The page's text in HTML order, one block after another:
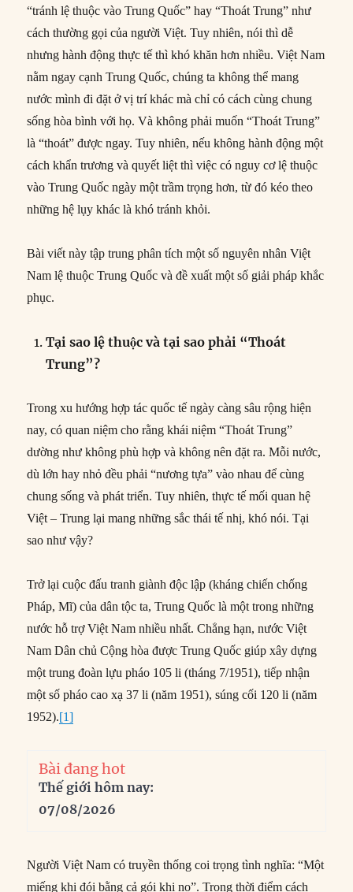
“tránh lệ thuộc vào Trung Quốc” hay “Thoát Trung” như
cách thường gọi của người Việt. Tuy nhiên, nói thì dễ
nhưng hành động thực tế thì khó khăn hơn nhiều. Việt Nam
nằm ngay cạnh Trung Quốc, chúng ta không thể mang
nước mình đi đặt ở vị trí khác mà chỉ có cách cùng chung
sống hòa bình với họ. Và không phải muốn “Thoát Trung”
là “thoát” được ngay. Tuy nhiên, nếu không hành động một
cách khẩn trương và quyết liệt thì việc có nguy cơ lệ thuộc
vào Trung Quốc ngày một trầm trọng hơn, từ đó kéo theo
những hệ lụy khác là khó tránh khỏi.
Bài viết này tập trung phân tích một số nguyên nhân Việt
Nam lệ thuộc Trung Quốc và đề xuất một số giải pháp khắc
phục.
Tại sao lệ thuộc và tại sao phải “Thoát
Trung”?
Trong xu hướng hợp tác quốc tế ngày càng sâu rộng hiện
nay, có quan niệm cho rằng khái niệm “Thoát Trung”
dường như không phù hợp và không nên đặt ra. Mỗi nước,
dù lớn hay nhỏ đều phải “nương tựa” vào nhau để cùng
chung sống và phát triển. Tuy nhiên, thực tế mối quan hệ
Việt – Trung lại mang những sắc thái tế nhị, khó nói. Tại
sao như vậy?
Trở lại cuộc đấu tranh giành độc lập (kháng chiến chống
Pháp, Mĩ) của dân tộc ta, Trung Quốc là một trong những
nước hỗ trợ Việt Nam nhiều nhất. Chẳng hạn, nước Việt
Nam Dân chủ Cộng hòa được Trung Quốc giúp xây dựng
một trung đoàn lựu pháo 105 li (tháng 7/1951), tiếp nhận
một số pháo cao xạ 37 li (năm 1951), súng cối 120 li (năm
1952).[1]
Bài đang hot
Thế giới hôm nay:
07/08/2026
Người Việt Nam có truyền thống coi trọng tình nghĩa: “Một
miếng khi đói bằng cả gói khi no”. Trong thời điểm cách